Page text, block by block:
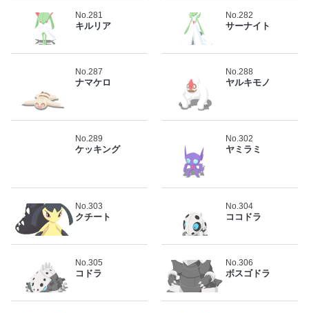
No.281
キルリア
No.282
サーナイト
No.287
ナマケロ
No.288
ヤルキモノ
No.289
ケッキング
No.302
ヤミラミ
No.303
クチート
No.304
ココドラ
No.305
コドラ
No.306
ボスゴドラ